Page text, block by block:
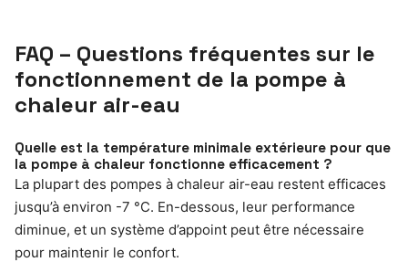
FAQ – Questions fréquentes sur le
fonctionnement de la pompe à
chaleur air-eau
Quelle est la température minimale extérieure pour que
la pompe à chaleur fonctionne efficacement ?
La plupart des pompes à chaleur air-eau restent efficaces
jusqu’à environ -7 °C. En-dessous, leur performance
diminue, et un système d’appoint peut être nécessaire
pour maintenir le confort.